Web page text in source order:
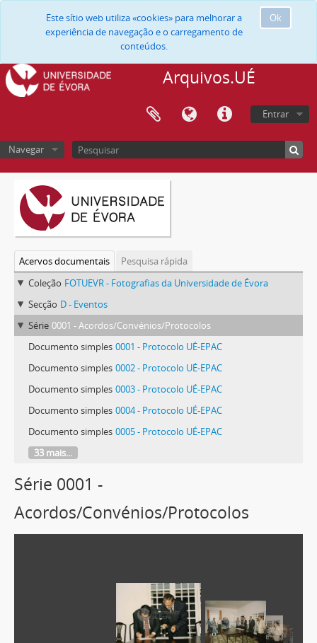
Ok
Este sítio web utiliza «cookies» para melhorar a
experiência de navegação e o carregamento de
conteúdos.
Arquivos.UÉ
Entrar
Navegar
Acervos documentais
Pesquisa rápida
Coleção FOTUEVR - Fotografias da Universidade de Évora
Secção D - Eventos
Série 0001 - Acordos/Convénios/Protocolos
Documento simples 0001 - Protocolo UÉ-EPAC
Documento simples 0002 - Protocolo UÉ-EPAC
Documento simples 0003 - Protocolo UÉ-EPAC
Documento simples 0004 - Protocolo UÉ-EPAC
Documento simples 0005 - Protocolo UÉ-EPAC
33 mais...
Série 0001 -
Acordos/Convénios/Protocolos